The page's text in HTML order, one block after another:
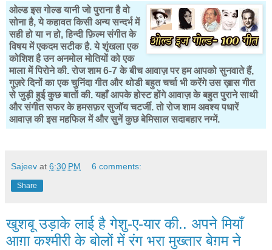
ओल्ड इस गोल्ड यानी जो पुराना है वो
सोना है, ये कहावत किसी अन्य सन्दर्भ में
सही हो या न हो, हिन्दी फ़िल्म संगीत के
विषय में एकदम सटीक है. ये शृंखला एक
कोशिश है उन अनमोल मोतियों को एक
माला में पिरोने की. रोज शाम 6-7 के बीच आवाज़ पर हम आपको सुनवाते हैं,
गुज़रे दिनों का एक चुनिंदा गीत और थोडी बहुत चर्चा भी करेंगे उस ख़ास गीत
से जुड़ी हुई कुछ बातों की. यहाँ आपके होस्ट होंगे आवाज़ के बहुत पुराने साथी
और संगीत सफर के हमसफ़र सुजॉय चटर्जी. तो रोज शाम अवश्य पधारें
आवाज़ की इस महफिल में और सुनें कुछ बेमिसाल सदाबहार नग्में.
Sajeev at 6:30 PM 6 comments:
Share
खुशबू उड़ाके लाई है गेशु-ए-यार की.. अपने मियाँ
आग़ा कश्मीरी के बोलों में रंग भरा मुख्तार बेग़म ने